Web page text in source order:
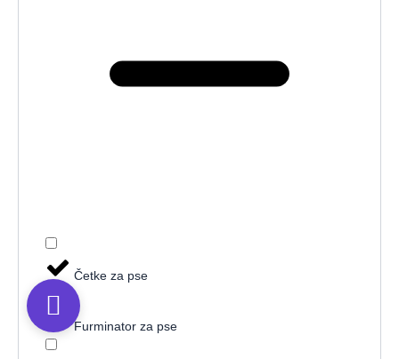
Četke za pse
Furminator za pse